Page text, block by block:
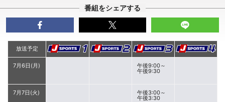
番組をシェアする
放送予定
7月6日(月) 午後9:00～
午後9:30
7月7日(火) 午後3:00～
午後3:30